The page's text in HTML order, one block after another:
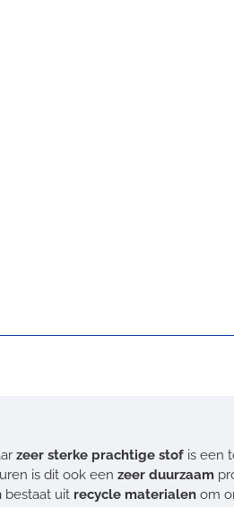
zeer sterke prachtige stof is een
is dit ook een zeer duurzaam
bestaat uit recycle materialen om